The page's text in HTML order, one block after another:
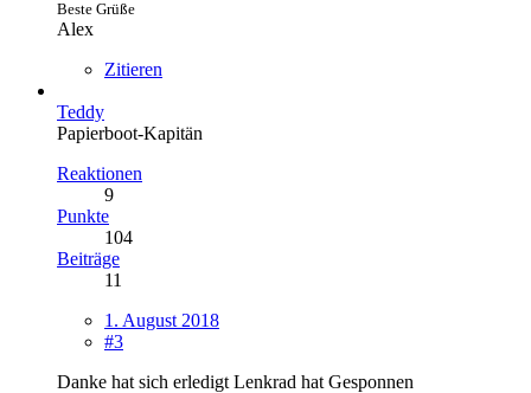
Beste Grüße
Alex
Zitieren
Teddy
Papierboot-Kapitän
Reaktionen
9
Punkte
104
Beiträge
11
1. August 2018
#3
Danke hat sich erledigt Lenkrad hat Gesponnen